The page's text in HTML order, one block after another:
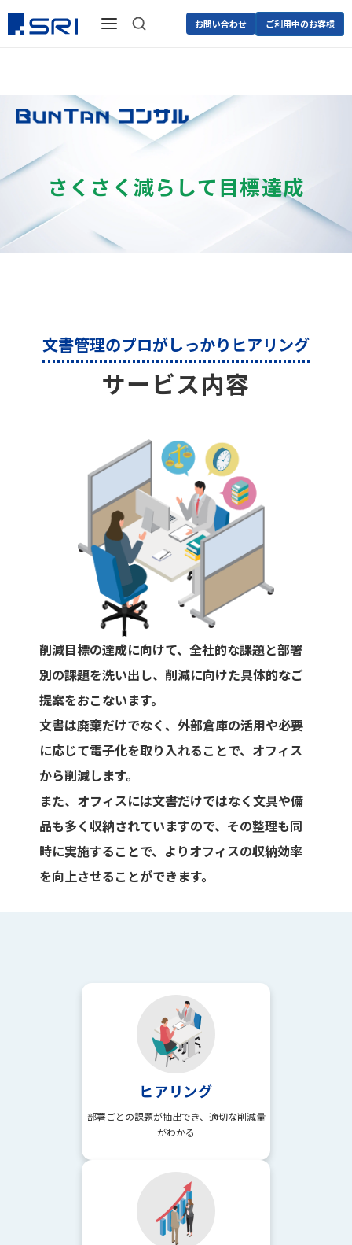
お問い合わせ ご利用中のお客様
さくさく減らして目標達成
文書管理のプロがしっかりヒアリング
サービス内容
削減目標の達成に向けて、全社的な課題と部署
別の課題を洗い出し、削減に向けた具体的なご
提案をおこないます。
文書は廃棄だけでなく、外部倉庫の活用や必要
に応じて電子化を取り入れることで、オフィス
から削減します。
また、オフィスには文書だけではなく文具や備
品も多く収納されていますので、その整理も同
時に実施することで、よりオフィスの収納効率
を向上させることができます。
ヒアリング
部署ごとの課題が抽出でき、 適切な削減量
がわかる